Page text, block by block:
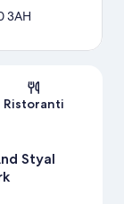
3AH
Ristoranti
Styal